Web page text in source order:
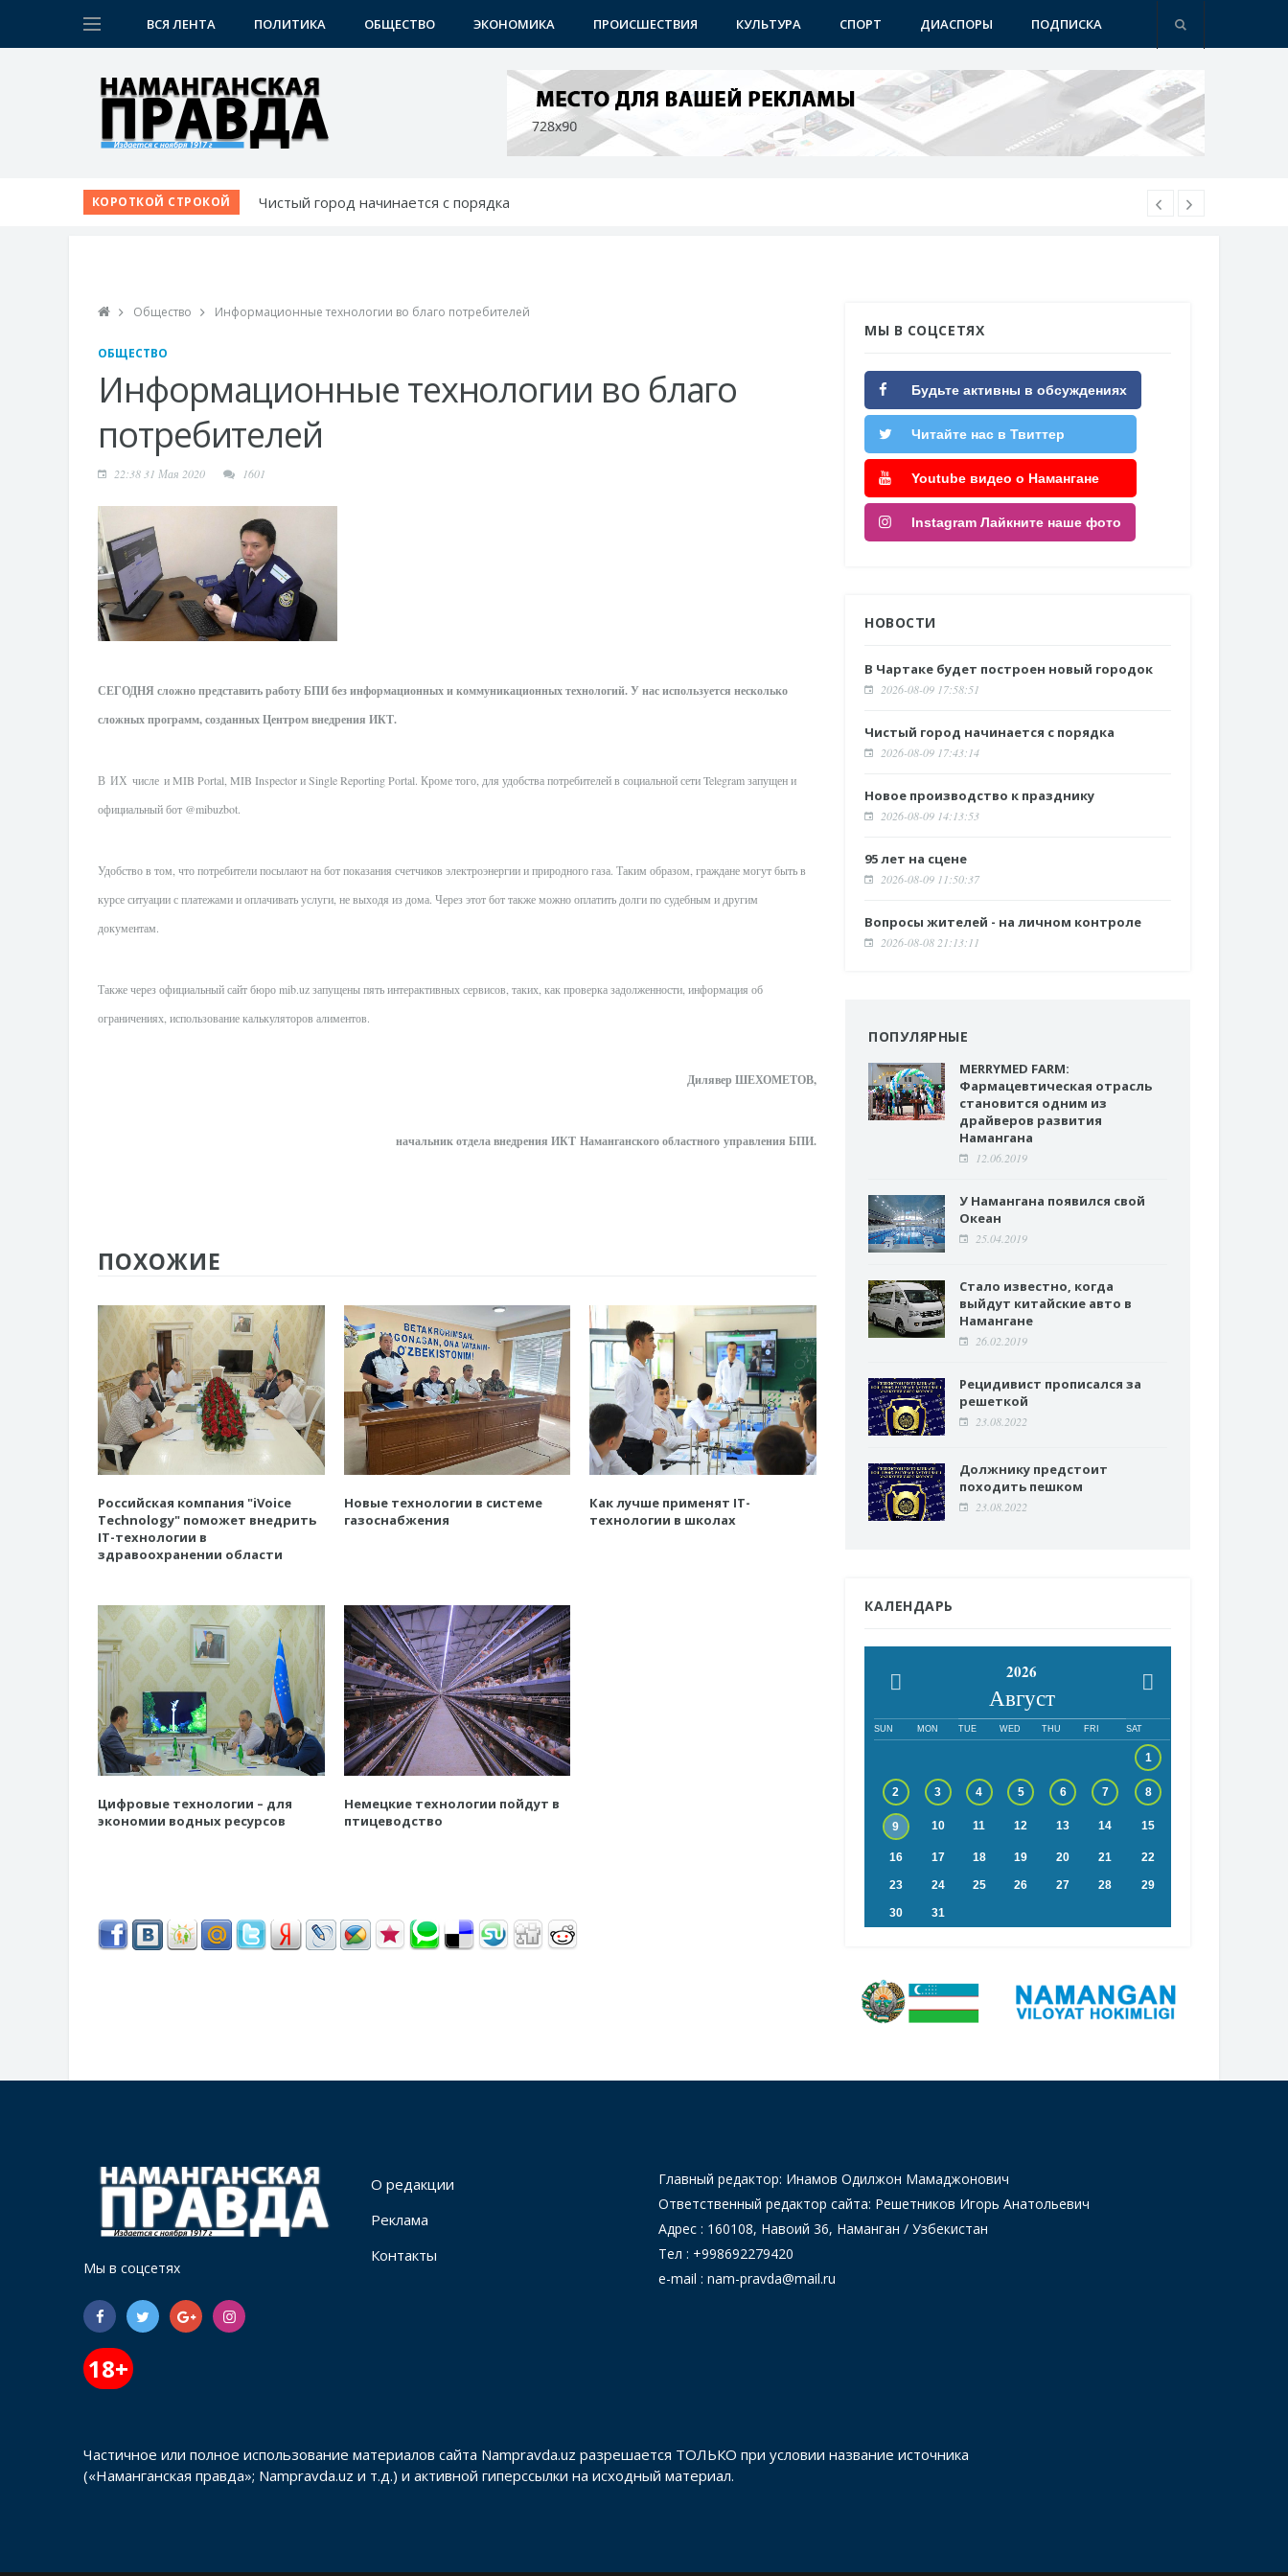
ВСЯ ЛЕНТА ПОЛИТИКА ОБЩЕСТВО ЭКОНОМИКА ПРОИСШЕСТВИЯ КУЛЬТУРА СПОРТ ДИАСПОРЫ ПОДПИСКА
КОРОТКОЙ СТРОКОЙ
Чистый город начинается с порядка
Медицина Намангана получает новый облик
Общество Информационные технологии во благо потребителей
ОБЩЕСТВО
Информационные технологии во благо
потребителей
22:38 31 Мая 2020 1601
СЕГОДНЯсложно представить работу БПИ без информационных и коммуникационных технологий. У нас используется несколько
сложных программ, созданных Центром внедрения ИКТ.
В ИХ числе иMIB Portal, MIB InspectorиSingle Reporting Portal. Кроме того, для удобства потребителей в социальной сети Telegram запущен и
официальный бот @mibuzbot.
Удобство в том, что потребители посылают на бот показания счетчиков электроэнергии и природного газа. Таким образом, граждане могут быть в
курсе ситуации с платежами и оплачивать услуги, не выходя из дома. Через этот бот также можно оплатить долги по судебным и другим
документам.
Также через официальный сайт бюро mib.uz запущены пять интерактивных сервисов, таких, как проверка задолженности, информация об
ограничениях, использование калькуляторов алиментов.
Дилявер ШЕХОМЕТОВ,
начальник отдела внедрения ИКТ Наманганского областного управления БПИ.
ПОХОЖИЕ
Российская компания "iVoice
Technology" поможет внедрить
IT-технологии в
здравоохранении области
Новые технологии в системе
газоснабжения
Как лучше применят IT-
технологии в школах
Цифровые технологии – для
экономии водных ресурсов
Немецкие технологии пойдут в
птицеводство
МЫ В СОЦСЕТЯХ
Будьте активны в обсуждениях
Читайте нас в Твиттер
Youtube видео о Намангане
Instagram Лайкните наше фото
НОВОСТИ
В Чартаке будет построен новый городок
2026-08-09 17:58:51
Чистый город начинается с порядка
2026-08-09 17:43:14
Новое производство к празднику
2026-08-09 14:13:53
95 лет на сцене
2026-08-09 11:50:37
Вопросы жителей - на личном контроле
2026-08-08 21:13:11
ПОПУЛЯРНЫЕ
MERRYMED FARM:
Фармацевтическая отрасль
становится одним из
драйверов развития
Намангана
12.06.2019
У Намангана появился свой
Океан
25.04.2019
Стало известно, когда
выйдут китайские авто в
Намангане
26.02.2019
Рецидивист прописался за
решеткой
23.08.2022
Должнику предстоит
походить пешком
23.08.2022
КАЛЕНДАРЬ
2026
Август
SUN MON TUE WED THU FRI SAT
1
2 3 4 5 6 7 8
9 10 11 12 13 14 15
16 17 18 19 20 21 22
23 24 25 26 27 28 29
30 31
Мы в соцсетях
О редакции
Реклама
Контакты
Главный редактор: Инамов Одилжон Мамаджонович
Ответственный редактор сайта: Решетников Игорь Анатольевич
Адрес : 160108, Навоий 36, Наманган / Узбекистан
Тел : +998692279420
e-mail : nam-pravda@mail.ru
18+
Частичное или полное использование материалов сайта Nampravda.uz разрешается ТОЛЬКО при условии название источника
(«Наманганская правда»; Nampravda.uz и т.д.) и активной гиперссылки на исходный материал.